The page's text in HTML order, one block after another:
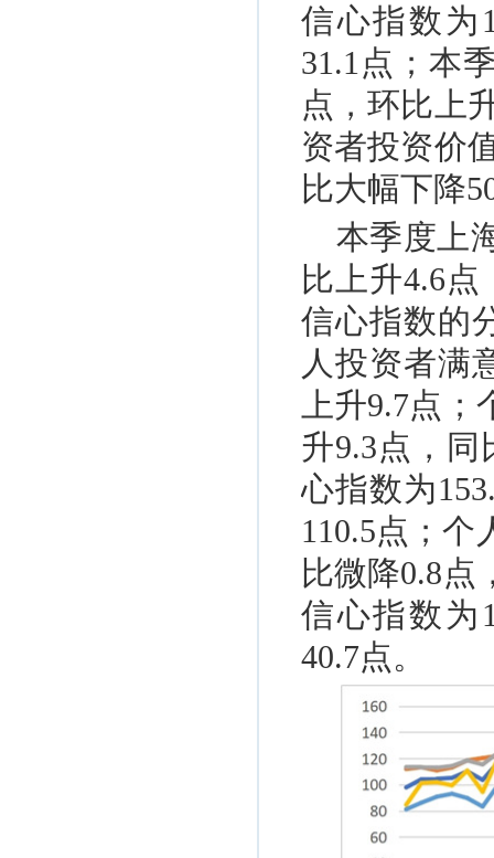
信心指数为
31.1点；本
点，环比上
资者投资价
比大幅下降
本季度上
比上升4.6
信心指数的
人投资者满
上升9.7点；
升9.3点，同
心指数为
110.5点；个
比微降0.8点
信心指数为
40.7点。